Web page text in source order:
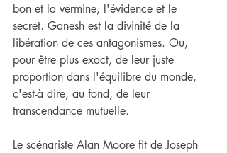
bon et la vermine, l'évidence et le
secret. Ganesh est la divinité de la
libération de ces antagonismes. Ou,
pour être plus exact, de leur juste
proportion dans l'équilibre du monde,
c'est-à dire, au fond, de leur
transcendance mutuelle.
Le scénariste Alan Moore fit de Joseph